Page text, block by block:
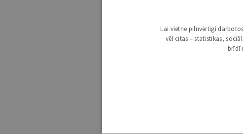
Lai vietne pilnvērtīgi
vēl citas – statistikas,
brīdī